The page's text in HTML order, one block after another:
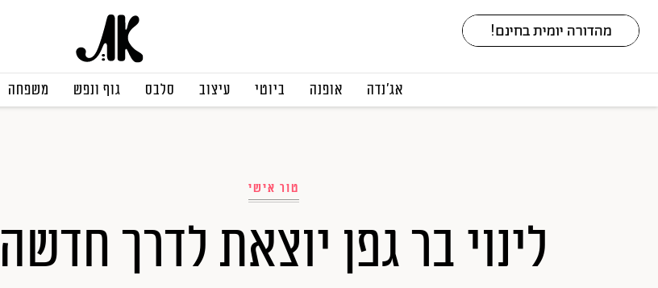
אג׳נדה אופנה ביוטי עיצוב סלבס גוף ונפש משפחה
טור אישי
לינוי בר גפן יוצאת לדרך חדשה